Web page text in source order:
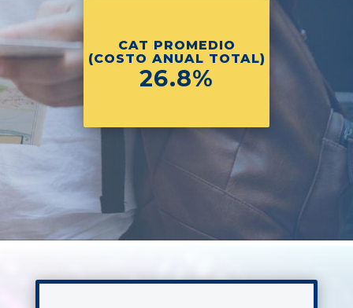
CAT PROMEDIO
(COSTO ANUAL TOTAL)
26.8%